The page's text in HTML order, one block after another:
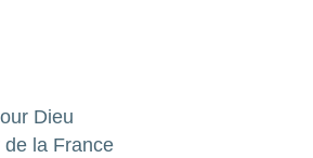
Dieu
la France